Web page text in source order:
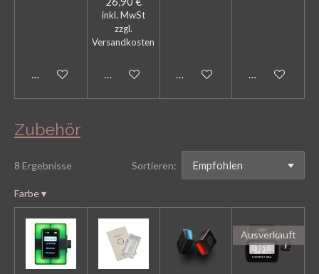
Bei Verfügbarkeit benachrichtigen
inkl. MwSt
zzgl.
Versandkosten
In den WarenkorbIn den WarenkorbIn den
Zubehör
8 Ergebnisse Sortieren:
Farbe▾
Ausverkauft